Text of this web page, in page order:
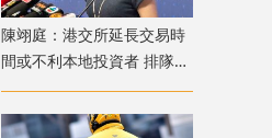
陳翊庭：港交所延長交易時
間或不利本地投資者 排隊上
市公司數量創新高